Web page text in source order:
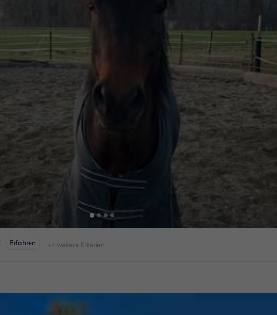
Erfahren +4 weitere Kriterien